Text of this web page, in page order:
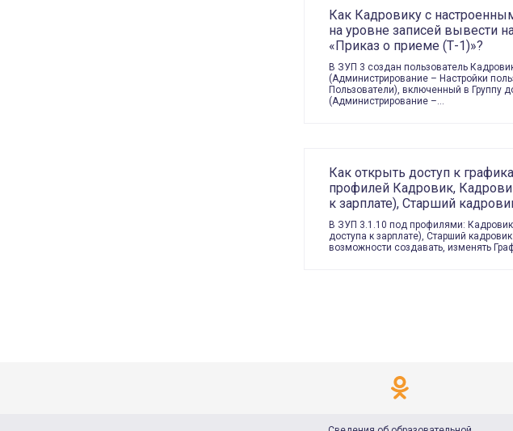
Как Кадровику с
на уровне записей вывести
«Приказ о приеме (Т-1)»?
В ЗУП 3 создан пользователь
(Администрирование – Настройки
Пользователи), включенный в Группу
(Администрирование –…
Как открыть доступ к
профилей Кадровик,
к зарплате), Старший
В ЗУП 3.1.10 под профилями:
доступа к зарплате), Старший
возможности создавать, изменять